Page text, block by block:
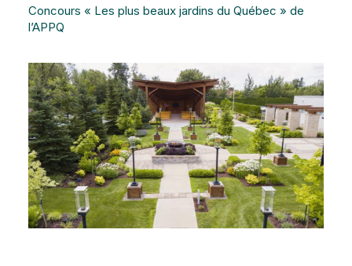
Concours « Les plus beaux jardins du Québec » de
l’APPQ